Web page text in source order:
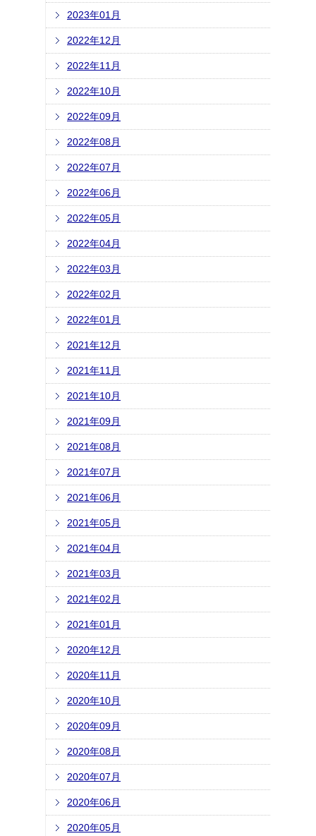
2023年01月
2022年12月
2022年11月
2022年10月
2022年09月
2022年08月
2022年07月
2022年06月
2022年05月
2022年04月
2022年03月
2022年02月
2022年01月
2021年12月
2021年11月
2021年10月
2021年09月
2021年08月
2021年07月
2021年06月
2021年05月
2021年04月
2021年03月
2021年02月
2021年01月
2020年12月
2020年11月
2020年10月
2020年09月
2020年08月
2020年07月
2020年06月
2020年05月